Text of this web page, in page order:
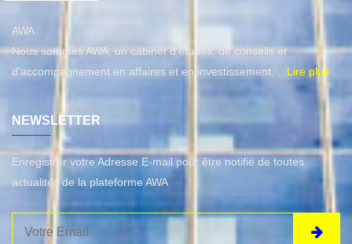
AWA
Nous sommes AWA, un cabinet d’études, de conseils et
d'accompagnement en affaires et en investissement.
...Lire plus
NEWSLETTER
Enregistrer votre Adresse E-mail pour être notifié de toutes
actualités de la plateforme AWA